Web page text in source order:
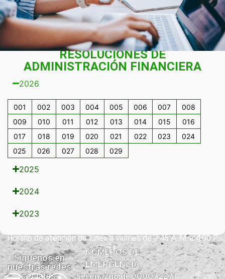
Información
Publica
RESOLUCIONES DE
ADMINISTRACIÓN FINANCIERA
2026
001 002 003 004 005 006 007
008
009
010 011 012 013 014 015
016
017
018 019 020 021 022 023
024
025
026 027 028 029
2025
2024
2023
Horario de atención de lunes a viernes de 7:45 A. M. a 4:00 P.
M.
Síguenos en
nuestras redes
sociales:
NÚMEROS DE
EMERGENCIA
Serenazgo de900072271